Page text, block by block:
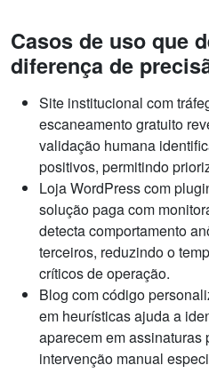
Casos de uso que
diferença de
Site institucional com
escaneamento gratuito
validação humana
positivos, permitindo
Loja WordPress com
solução paga com
detecta comportamento
terceiros, reduzindo o
críticos de operação.
Blog com código
em heurísticas ajuda a
aparecem em assinaturas
intervenção manual